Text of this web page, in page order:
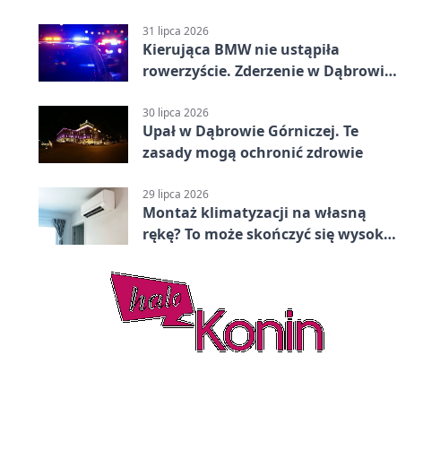
31 lipca 2026
Kierująca BMW nie ustąpiła
rowerzyście. Zderzenie w Dąbrowie
30 lipca 2026
Upał w Dąbrowie Górniczej. Te
zasady mogą ochronić zdrowie
29 lipca 2026
Montaż klimatyzacji na własną
rękę? To może skończyć się wysoką